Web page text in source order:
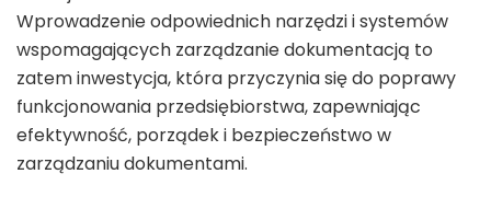
Wprowadzenie odpowiednich narzędzi i systemów
wspomagających zarządzanie dokumentacją to
zatem inwestycja, która przyczynia się do poprawy
funkcjonowania przedsiębiorstwa, zapewniając
efektywność, porządek i bezpieczeństwo w
zarządzaniu dokumentami.